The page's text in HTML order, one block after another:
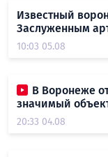
Известный
Заслуженным
10:03 05.08
В Воронеже
значимый
20:33 04.08